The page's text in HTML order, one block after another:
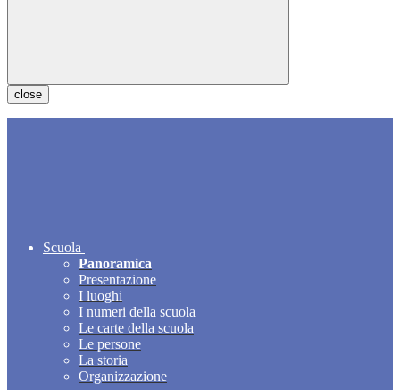
close
Scuola
Panoramica
Presentazione
I luoghi
I numeri della scuola
Le carte della scuola
Le persone
La storia
Organizzazione